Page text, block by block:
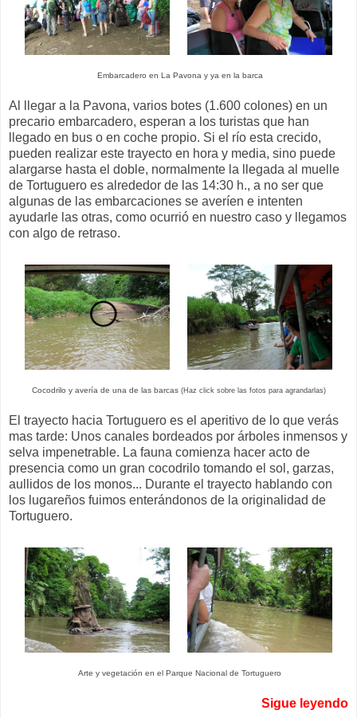
Embarcadero en La Pavona y ya en la barca
Al llegar a la Pavona, varios botes (1.600 colones) en un
precario embarcadero, esperan a los turistas que han
llegado en bus o en coche propio. Si el río esta crecido,
pueden realizar este trayecto en hora y media, sino puede
alargarse hasta el doble, normalmente la llegada al muelle
de Tortuguero es alrededor de las 14:30 h., a no ser que
algunas de las embarcaciones se averíen e intenten
ayudarle las otras, como ocurrió en nuestro caso y llegamos
con algo de retraso.
Cocodrilo y avería de una de las barcas (Haz click sobre las fotos para agrandarlas)
El trayecto hacia Tortuguero es el aperitivo de lo que verás
mas tarde: Unos canales bordeados por árboles inmensos y
selva impenetrable. La fauna comienza hacer acto de
presencia como un gran cocodrilo tomando el sol, garzas,
aullidos de los monos... Durante el trayecto hablando con
los lugareños fuimos enterándonos de la originalidad de
Tortuguero.
Arte y vegetación en el Parque Nacional de Tortuguero
Sigue leyendo